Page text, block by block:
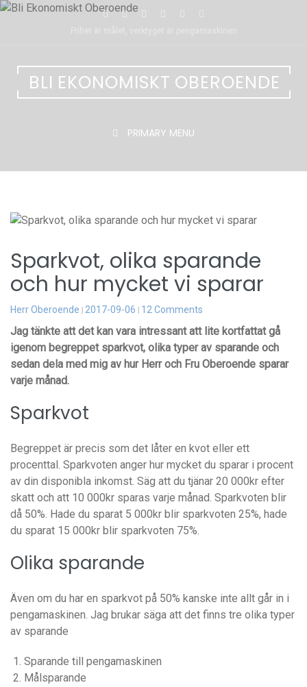
Skip
BLI EKONOMISKT OBEROENDE
PRIMARY MENU
Sparkvot, olika sparande
och hur mycket vi sparar
Herr Oberoende 2017-09-06 12 Comments
Jag tänkte att det kan vara intressant att lite kortfattat gå
igenom begreppet sparkvot, olika typer av sparande och
sedan dela med mig av hur Herr och Fru Oberoende sparar
varje månad.
Sparkvot
Begreppet är precis som det låter en kvot eller ett
procenttal. Sparkvoten anger hur mycket du sparar i procent
av din disponibla inkomst. Säg att du tjänar 20 000kr efter
skatt och att 10 000kr sparas varje månad. Sparkvoten blir
då 50%. Hade du sparat 5 000kr blir sparkvoten 25%, hade
du sparat 15 000kr blir sparkvoten 75%.
Olika sparande
Även om du har en sparkvot på 50% kanske inte allt går in i
pengamaskinen. Jag brukar säga att det finns tre olika typer
av sparande
Sparande till pengamaskinen
Målsparande